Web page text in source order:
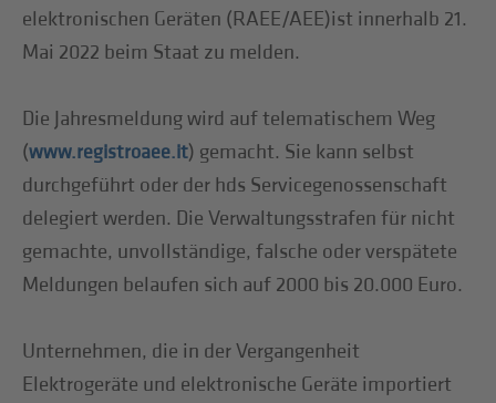
elektronischen Geräten (RAEE/AEE)ist innerhalb 21.
Mai 2022 beim Staat zu melden.
Die Jahresmeldung wird auf telematischem Weg
(www.registroaee.it) gemacht. Sie kann selbst
durchgeführt oder der hds Servicegenossenschaft
delegiert werden. Die Verwaltungsstrafen für nicht
gemachte, unvollständige, falsche oder verspätete
Meldungen belaufen sich auf 2000 bis 20.000 Euro.
Unternehmen, die in der Vergangenheit
Elektrogeräte und elektronische Geräte importiert